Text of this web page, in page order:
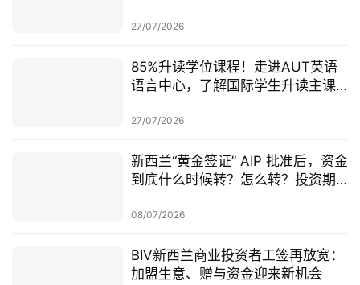
27/07/2026
85%升读学位课程！走进AUT英语
语言中心，了解国际学生升读主课
27/07/2026
新西兰“黄金签证” AIP 批准后，资金
到底什么时候转？怎么转？投资期
08/07/2026
BIV新西兰商业投资者工签再放宽：
加盟生意、赠与资金迎来新机会